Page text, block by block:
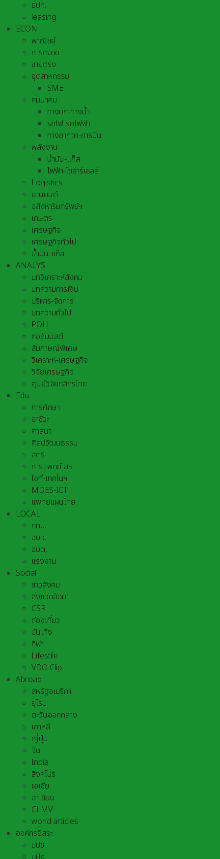
ธปท.
leasing
ECON
พาณิชย์
การตลาด
ขายตรง
อุตสาหกรรม
SME
คมนาคม
ทางบก-ทางน้ำ
รถไฟ-รถไฟฟ้า
ทางอากาศ-การบิน
พลังงาน
น้ำมัน-แก๊ส
ไฟฟ้า-โซล่าร์เซลล์
Logistics
ยานยนต์
อสังหาริมทรัพย์ฯ
เกษตร
เศรษฐกิจ
เศรษฐกิจทั่วไป
น้ำมัน-แก๊ส
ANALYS
บทวิเคราะห์สังคม
บทความการเงิน
บริหาร-จัดการ
บทความทั่วไป
POLL
คอลัมนิสต์
สัมภาษณ์พิเศษ
วิเคราะห์-เศรษฐกิจ
วิจัยเศรษฐกิจ
ศูนย์วิจัยกสิกรไทย
Edu
การศึกษา
อาชีวะ
ศาสนา
ศิลปวัฒนธรรม
สตรี
การแพทย์-สธ
ไอที-เทคโนฯ
MDES-ICT
แพทย์แผนไทย
LOCAL
กทม.
อบจ.
อบต,
แรงงาน
Social
ข่าวสังคม
สิ่งแวดล้อม
CSR
ท่องเที่ยว
บันเทิง
กีฬา
Lifestile
VDO Clip
Abroad
สหรัฐอเมริกา
ยุโรป
ตะวันออกกลาง
เกาหลี
ญี่ปุ่น
จีน
India
สิงคโปร์
เอเชีย
อาเชี่ยน
CLMV
world articles
องค์กรอิสระ
ปปช.